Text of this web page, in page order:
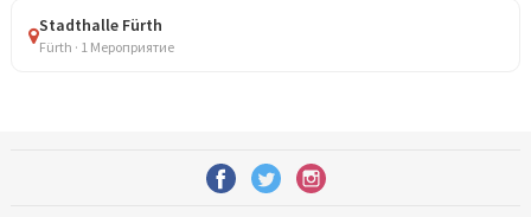
Stadthalle Fürth
Fürth · 1 Мероприятие